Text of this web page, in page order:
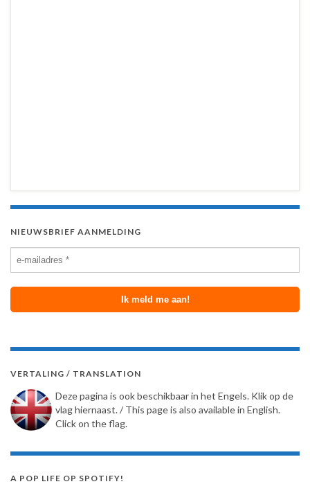
NIEUWSBRIEF AANMELDING
VERTALING / TRANSLATION
Deze pagina is ook beschikbaar in het Engels. Klik op de
vlag hiernaast. / This page is also available in English.
Click on the flag.
A POP LIFE OP SPOTIFY!